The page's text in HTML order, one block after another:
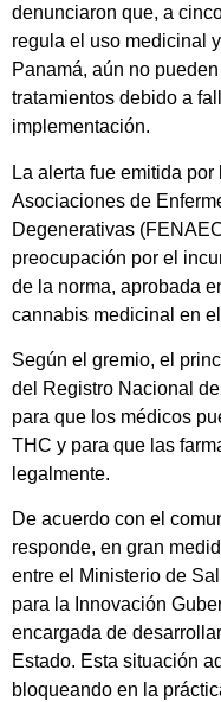
denunciaron que, a
regula el uso medicinal
Panamá, aún no
tratamientos debido a
implementación.
La alerta fue emitida
Asociaciones de
Degenerativas
preocupación por el
de la norma, aprobada
cannabis medicinal en
Según el gremio, el
del Registro Nacional
para que los médicos
THC y para que las
legalmente.
De acuerdo con el
responde, en gran
entre el Ministerio de
para la Innovación
encargada de
Estado. Esta situación
bloqueando en la